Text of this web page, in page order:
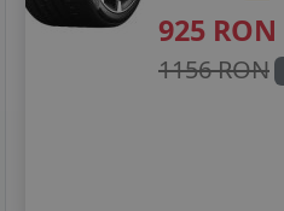
925 RON
1156 RON